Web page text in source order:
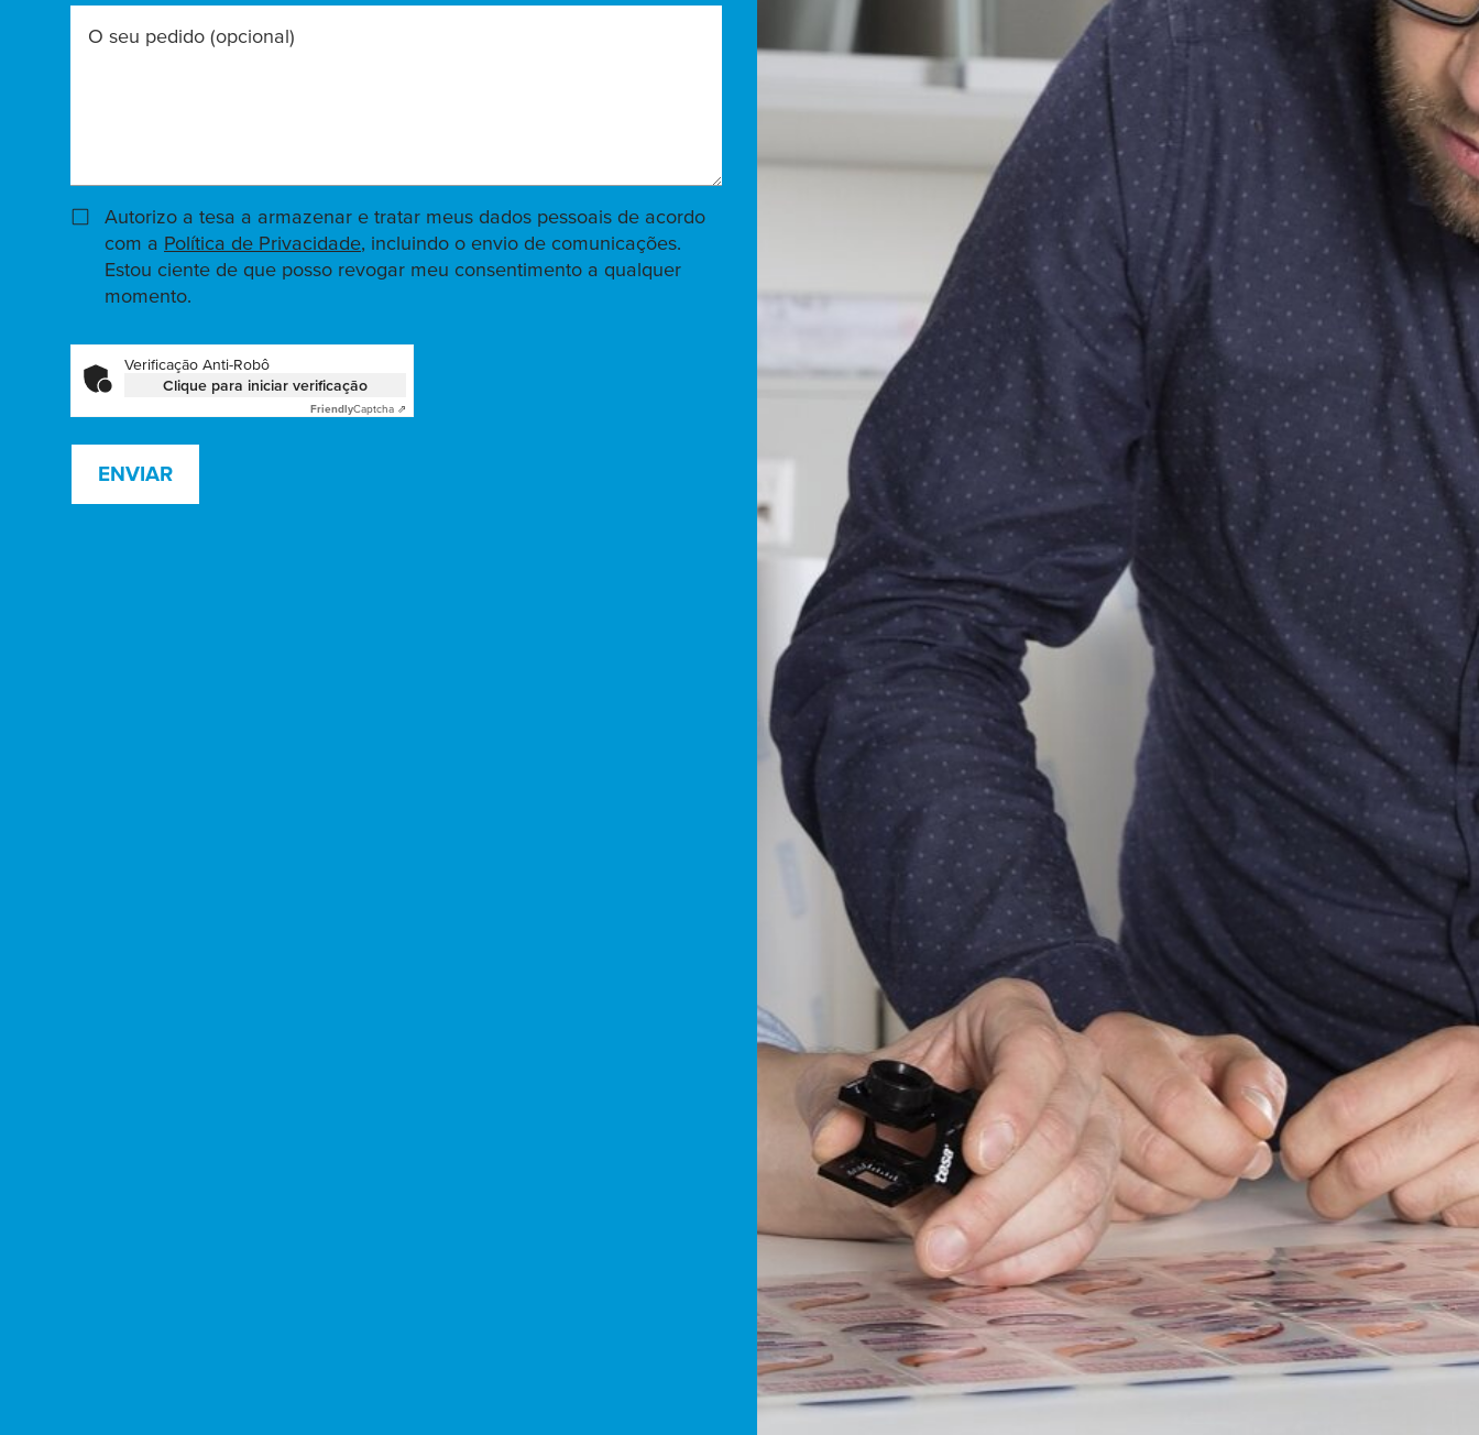
O seu pedido (opcional)
Autorizo a tesa a armazenar e tratar meus dados pessoais de acordo
com a Política de Privacidade, incluindo o envio de comunicações.
Estou ciente de que posso revogar meu consentimento a qualquer
momento.
Verificação Anti-Robô
Clique para iniciar verificação
FriendlyCaptcha ⇗
ENVIAR